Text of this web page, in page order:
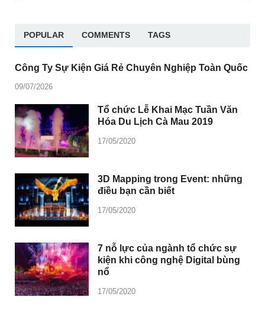
POPULAR COMMENTS TAGS
Công Ty Sự Kiện Giá Rẻ Chuyên Nghiệp Toàn Quốc
09/07/2026
Tổ chức Lễ Khai Mạc Tuần Văn
Hóa Du Lịch Cà Mau 2019
17/05/2020
3D Mapping trong Event: những
điều bạn cần biết
17/05/2020
7 nỗ lực của ngành tổ chức sự
kiện khi công nghệ Digital bùng
nổ
17/05/2020